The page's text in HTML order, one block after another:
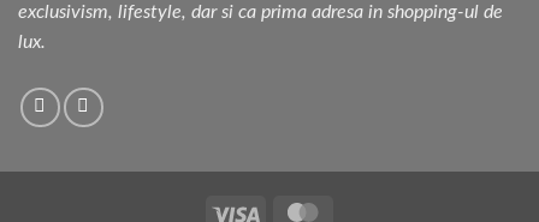
exclusivism, lifestyle, dar si ca prima adresa in shopping-ul de
lux.
Visa